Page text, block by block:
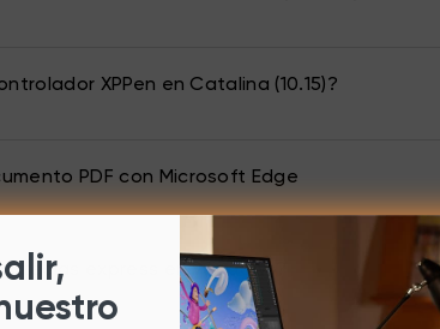
XPPen en Catalina (10.15)?
PDF con Microsoft Edge
teclas express en Windows?